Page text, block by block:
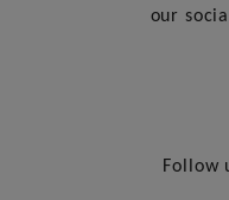
our
Follow